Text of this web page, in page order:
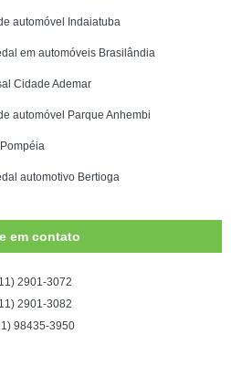
automóvel Indaiatuba
em automóveis Brasilândia
Cidade Ademar
automóvel Parque Anhembi
automotivo Bertioga
em contato
2901-3072
2901-3082
98435-3950